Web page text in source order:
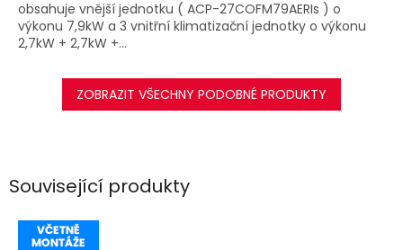
Související produkty
obsahuje vnější jednotku ( ACP-27COFM79AERIs ) o
výkonu 7,9kW a 3 vnitřní klimatizační jednotky o výkonu
2,7kW + 2,7kW +...
ZOBRAZIT VŠECHNY PODOBNÉ PRODUKTY